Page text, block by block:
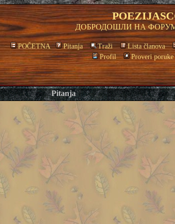
ДОБРОДОШЛИ НА
POČETNA Pitanja Traži
Lista članova
Profil
Proveri poruke
Pitanja